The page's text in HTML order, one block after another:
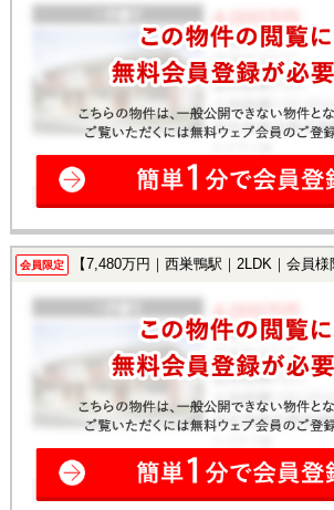
会員限定 【7,480万円｜西巣鴨駅｜2LDK｜会員様限定